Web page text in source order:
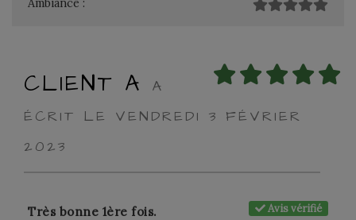
Ambiance :
CLIENT A
A
ÉCRIT LE VENDREDI 3 FÉVRIER
2023
Avis vérifié
Très bonne 1ère fois.